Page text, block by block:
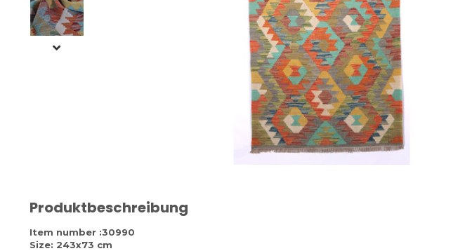
Produktbeschreibung
Item number :30990
Size: 243x73 cm